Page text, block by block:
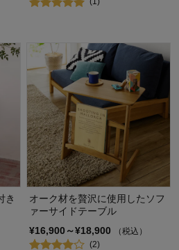
き
オーク材を贅沢に使用したソフ
ァーサイドテーブル
¥16,900～¥18,900
（税込）
(2)